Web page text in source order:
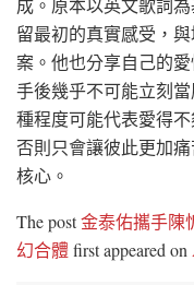
成。原本以英文歌詞
留最初的真實感受，
案。他也分享自己的
手後幾乎不可能立刻
種程度可能代表愛得
否則只會讓彼此更加
核心。
The post金泰佑攜手陳
幻合體 first appeared on